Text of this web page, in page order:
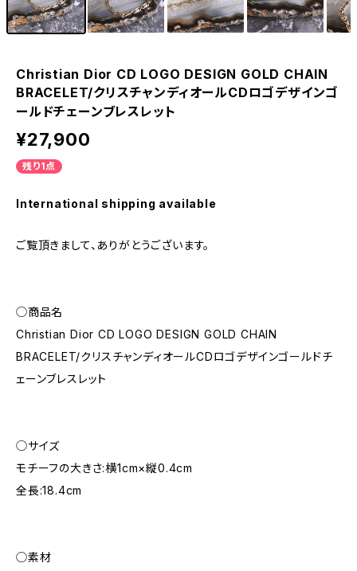
Christian Dior CD LOGO DESIGN GOLD CHAIN
BRACELET/クリスチャンディオールCDロゴデザインゴ
ールドチェーンブレスレット
¥27,900
残り1点
International shipping available
ご覧頂きまして、ありがとうございます。
◯商品名
Christian Dior CD LOGO DESIGN GOLD CHAIN
BRACELET/クリスチャンディオールCDロゴデザインゴールドチ
ェーンブレスレット
◯サイズ
モチーフの大きさ:横1cm×縦0.4cm
全長:18.4cm
◯素材